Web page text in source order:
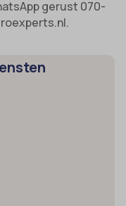
gerust 070-